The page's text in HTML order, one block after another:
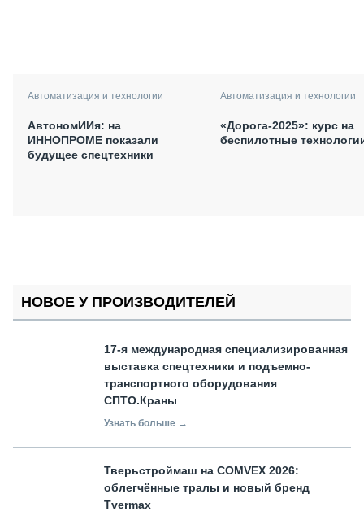
Автоматизация и технологии
АвтономИИя: на
ИННОПРОМЕ показали
будущее спецтехники
Автоматизация и технологии
«Дорога-2025»: курс на
беспилотные
НОВОЕ У ПРОИЗВОДИТЕЛЕЙ
17-я международная специализированная
выставка спецтехники и подъемно-
транспортного оборудования
СПТО.Краны
Узнать больше →
Тверьстроймаш на COMVEX 2026:
облегчённые тралы и новый бренд
Tvermax